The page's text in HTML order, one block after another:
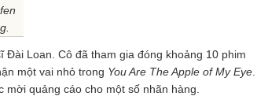
fen
g.
Loan. Cô đã tham gia đóng khoảng 10 phim
một vai nhỏ trong You Are The Apple of My Eye
quảng cáo cho một số nhãn hàng.